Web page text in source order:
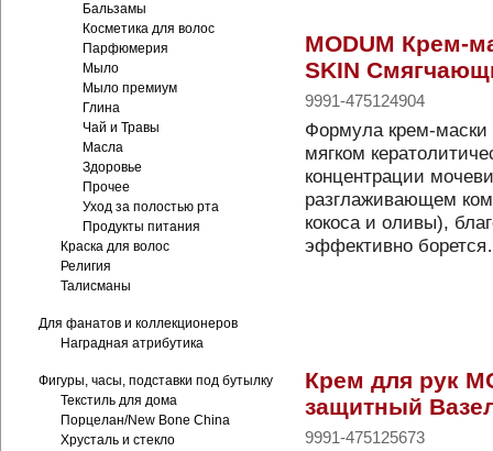
Бальзамы
Косметика для волос
Парфюмерия
Мыло
Мыло премиум
Глина
Чай и Травы
Масла
Здоровье
Прочее
Уход за полостью рта
Продукты питания
Краска для волос
Религия
Талисманы
Для фанатов и коллекционеров
Наградная атрибутика
Фигуры, часы, подставки под бутылку
Текстиль для дома
Порцелан/New Bone China
Хрусталь и стекло
MODUM Крем-
SKIN
9991-475124904
Формула крем-маски
мягком
концентрации
разглаживающем
кокоса и оливы),
эффективно
Крем для рук
защитный
9991-475125673